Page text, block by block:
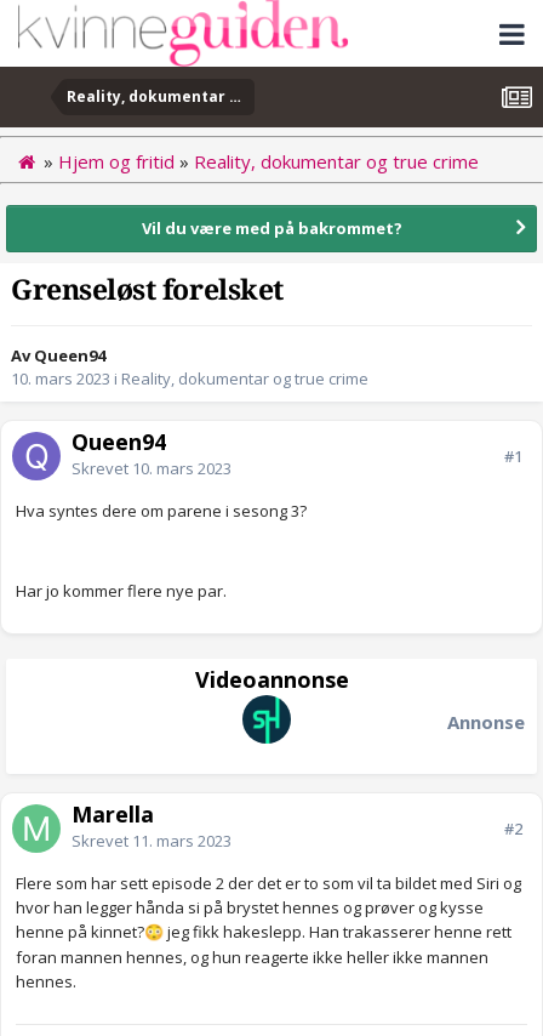
Reality, dokumentar og true crime
» Hjem og fritid » Reality, dokumentar og true crime
Vil du være med på bakrommet?
Grenseløst forelsket
Av Queen94
10. mars 2023 i Reality, dokumentar og true crime
Queen94
Skrevet 10. mars 2023
#1
Hva syntes dere om parene i sesong 3?
Har jo kommer flere nye par.
Videoannonse
Annonse
Marella
Skrevet 11. mars 2023
#2
Flere som har sett episode 2 der det er to som vil ta bildet med Siri og
hvor han legger hånda si på brystet hennes og prøver og kysse
henne på kinnet?😳 jeg fikk hakeslepp. Han trakasserer henne rett
foran mannen hennes, og hun reagerte ikke heller ikke mannen
hennes.